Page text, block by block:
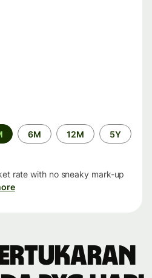
6M 12M 5Y
rate with no sneaky mark-up